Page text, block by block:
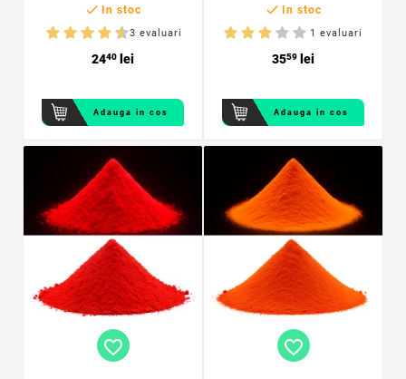
 In stoc
3 evaluari
2440 lei
Adauga in cos
 In stoc
1 evaluari
3559 lei
Adauga in cos
favorite_border favorite_border